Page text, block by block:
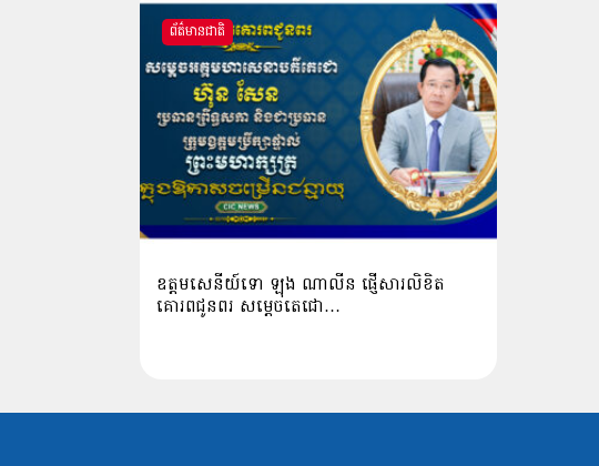
ព័ត៌មានជាតិ
ឧត្ដមសេនីយ៍ទោ ឡុង ណាលីន ផ្ញើសារលិខិត
គោរពជូនពរ សម្ដេចតេជោ…